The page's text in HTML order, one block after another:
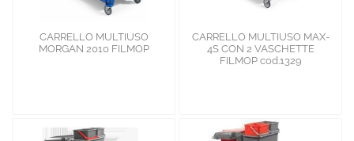
CARRELLO MULTIUSO
MORGAN 2010 FILMOP
CARRELLO MULTIUSO MAX-
4S CON 2 VASCHETTE
FILMOP cod.1329